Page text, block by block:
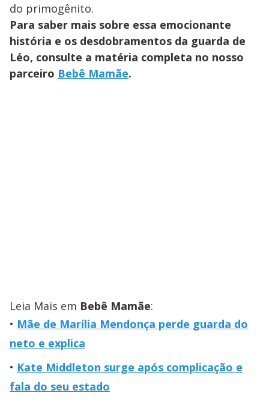
do primogênito.
Para saber mais sobre essa emocionante
história e os desdobramentos da guarda de
Léo, consulte a matéria completa no nosso
parceiro Bebê Mamãe.
Leia Mais em Bebê Mamãe:
Mãe de Marília Mendonça perde guarda do
neto e explica
Kate Middleton surge após complicação e
fala do seu estado